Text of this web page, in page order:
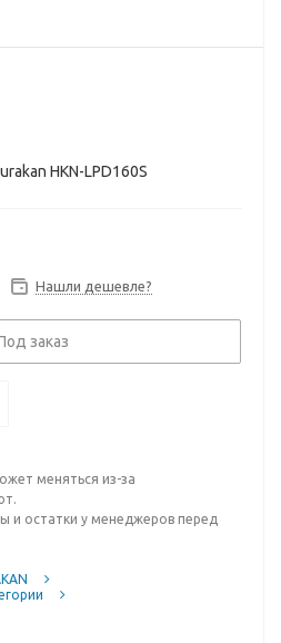
HKN-LPD160S
Нашли дешевле?
заказ
меняться из-за
и остатки у менеджеров перед